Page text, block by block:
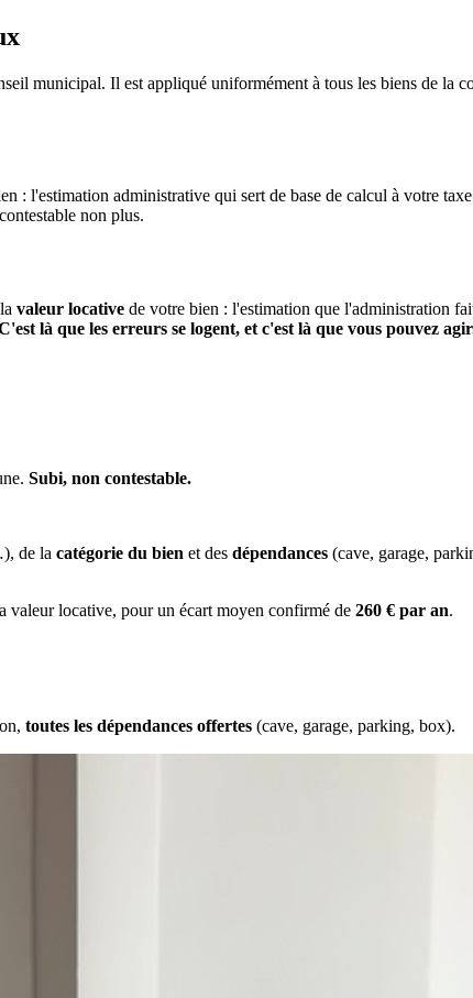
municipal. Il est appliqué uniformément à tous les biens de la
: l'estimation administrative qui sert de base de calcul à votre
non plus.
valeur locative de votre bien : l'estimation que l'administration
là que les erreurs se logent, et c'est là que vous pouvez
Subi, non contestable.
de la catégorie du bien et des dépendances (cave, garage,
valeur locative, pour un écart moyen confirmé de 260 € par an.
toutes les dépendances offertes (cave, garage, parking, box).